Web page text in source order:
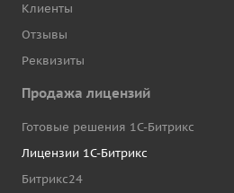
Клиенты
Отзывы
Реквизиты
Продажа лицензий
Готовые решения 1С-Битрикс
Лицензии 1С-Битрикс
Битрикс24